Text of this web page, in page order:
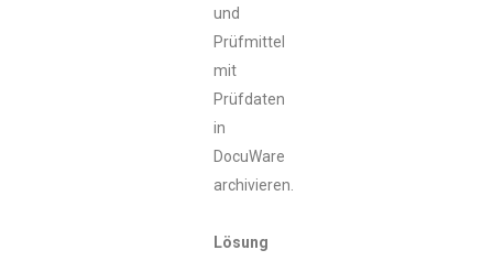
und
Prüfmittel
mit
Prüfdaten
in
DocuWare
archivieren.
Lösung